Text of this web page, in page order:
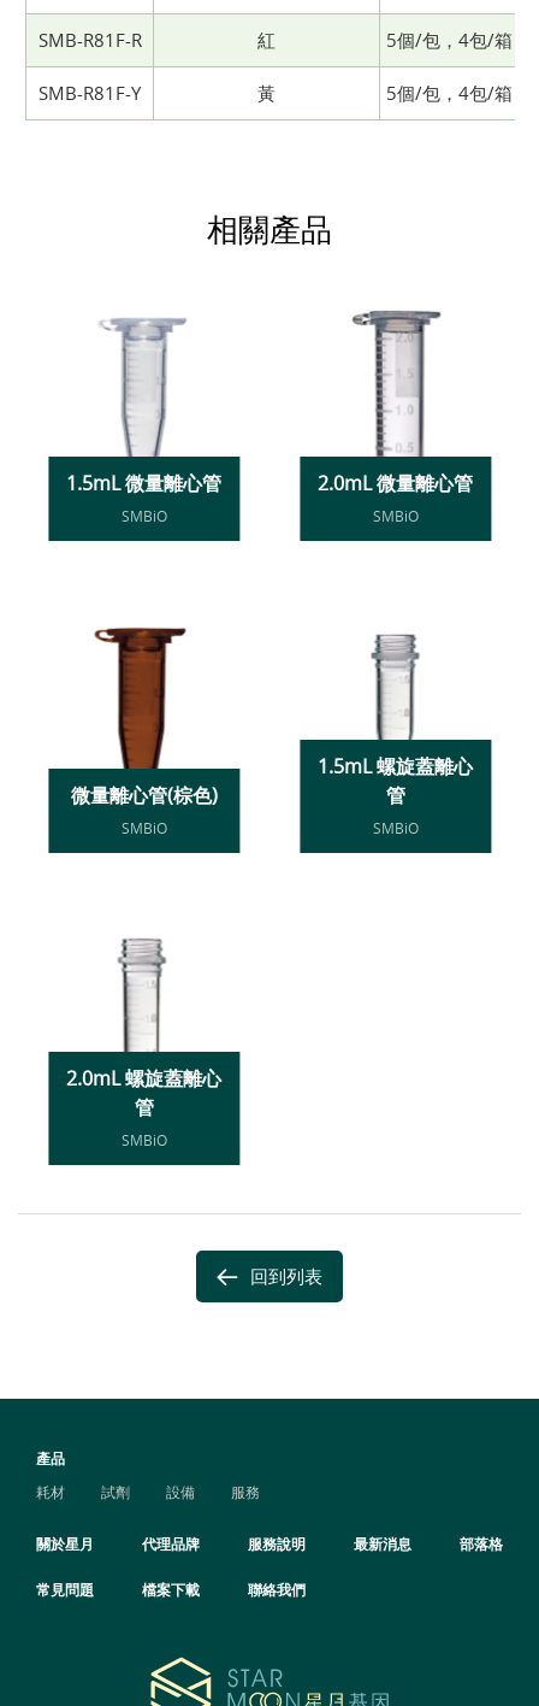
SMB-R81F-R 紅 5個/包，4包/箱
SMB-R81F-Y 黃 5個/包，4包/箱
相關產品
1.5mL 微量離心管
SMBiO
2.0mL 微量離心管
SMBiO
微量離心管(棕色)
SMBiO
1.5mL 螺旋蓋離心
管
SMBiO
2.0mL 螺旋蓋離心
管
SMBiO
回到列表
產品
耗材
試劑 設備 服務
關於星月 代理品牌 服務說明 最新消息 部落格
常見問題 檔案下載 聯絡我們